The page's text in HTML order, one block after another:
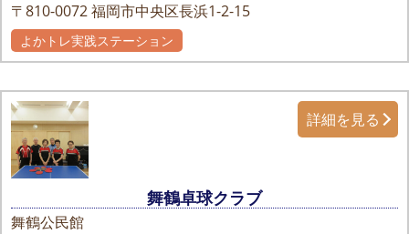
〒810-0072福岡市中央区長浜1-2-15
よかトレ実践ステーション
舞鶴卓球クラブ
舞鶴公民館
詳細を見る